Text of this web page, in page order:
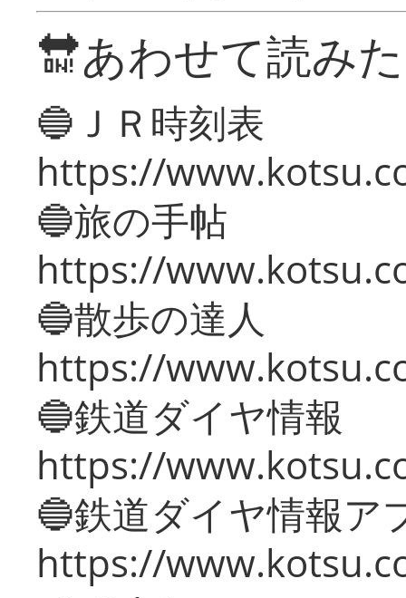
🔛あわせて読み
🔵ＪＲ時刻表
https://
🔵旅の手帖
https://
🔵散歩の達人
https://
🔵鉄道ダイヤ情報
https://
🔵鉄道ダイヤ情報ア
https://